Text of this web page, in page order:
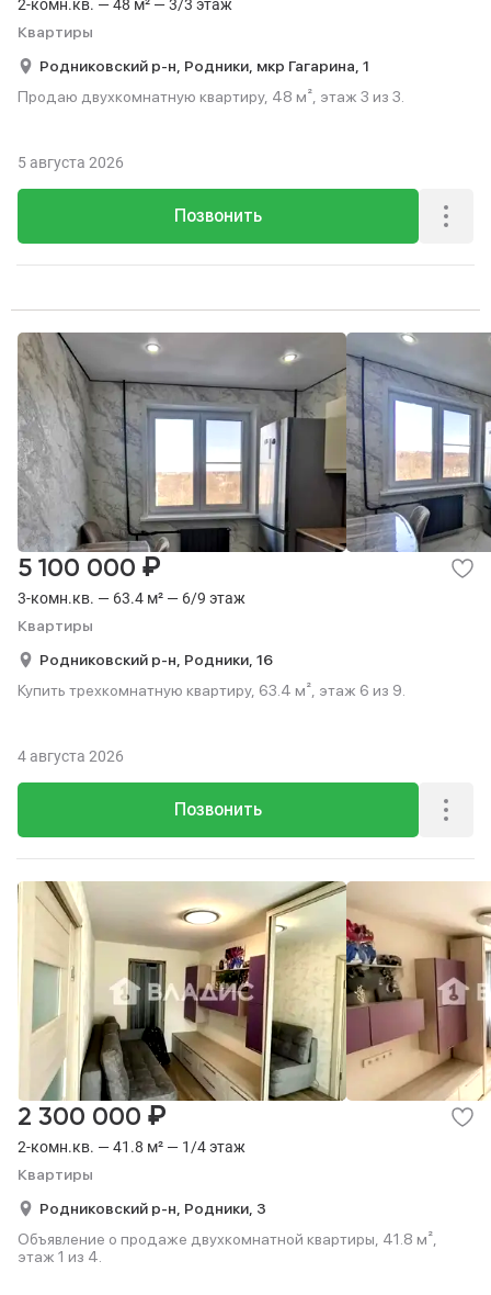
2-комн.кв. — 48 м² — 3/3 этаж
Квартиры
Родниковский р-н, Родники, мкр Гагарина, 1
Продаю двухкомнатную квартиру, 48 м², этаж 3 из 3.
Позвонить
5 августа 2026
3-комн.кв. — 63.4 м² — 6/9 этаж
Квартиры
5 100 000 ₽
Родниковский р-н, Родники, 16
Купить трехкомнатную квартиру, 63.4 м², этаж 6 из 9.
Позвонить
4 августа 2026
2-комн.кв. — 41.8 м² — 1/4 этаж
Квартиры
2 300 000 ₽
Родниковский р-н, Родники, 3
Объявление о продаже двухкомнатной квартиры, 41.8 м²,
этаж 1 из 4.